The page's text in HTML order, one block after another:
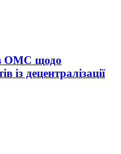
ОМС щодо
із децентралізації